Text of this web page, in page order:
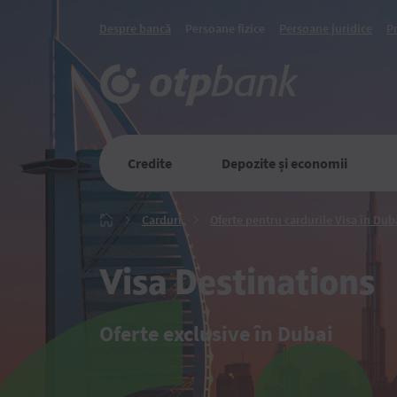
Despre bancă Persoane fizice
Credite Depozite și economii
CarduriCarduri Oferte pentru cardurile Visa în Dubai
Visa Destinations
Oferte exclusive în Dubai